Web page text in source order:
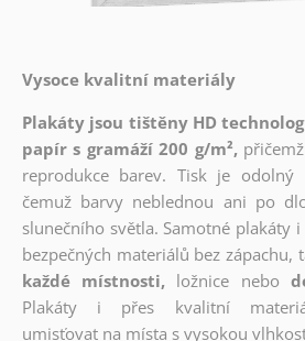
Vysoce kvalitní materiály
Plakáty jsou tištěny HD
papír s gramáží 200 g/m²,
reprodukce barev. Tisk je
čemuž barvy neblednou ani po
slunečního světla. Samotné plakáty
bezpečných materiálů bez zápachu,
každé místnosti, ložnice nebo
Plakáty i přes kvalitní
umisťovat na místa s vysokou